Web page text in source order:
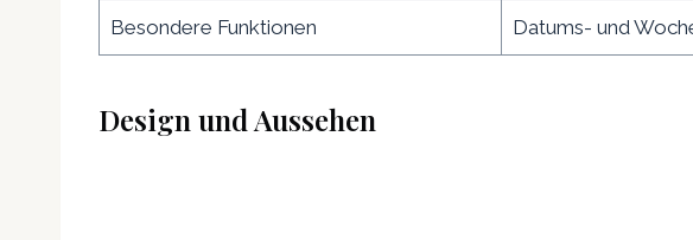
Besondere Funktionen Datums- und
Design und Aussehen